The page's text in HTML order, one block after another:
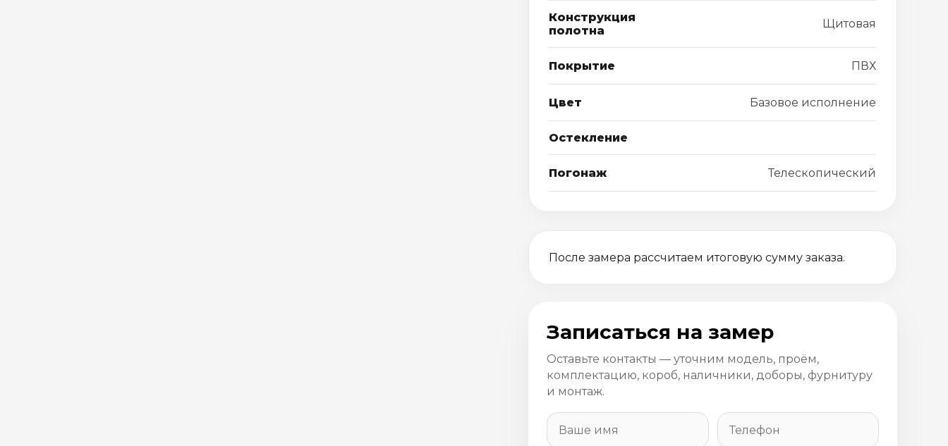
Конструкция
полотна
Щитовая
Покрытие ПВХ
Цвет Базовое исполнение
Остекление
Погонаж Телескопический
После замера рассчитаем итоговую сумму заказа.
Записаться на замер
Оставьте контакты — уточним модель, проём,
комплектацию, короб, наличники, доборы, фурнитуру
и монтаж.